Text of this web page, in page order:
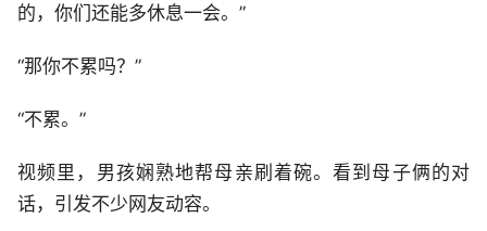
的，你们还能多休息一会。”
“那你不累吗？”
“不累。”
视频里，男孩娴熟地帮母亲刷着碗。看到母子俩的对
话，引发不少网友动容。